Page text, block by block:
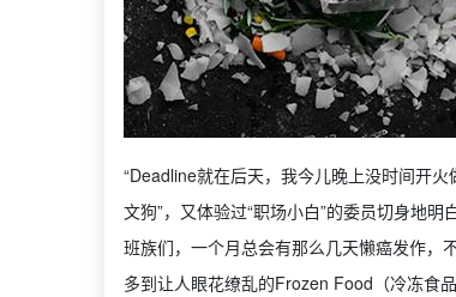
“Deadline就在后天，我今儿晚上没时间开
文狗”，又体验过“职场小白”的委员切身地
班族们，一个月总会有那么几天懒癌发作
多到让人眼花缭乱的Frozen Food（冷冻食